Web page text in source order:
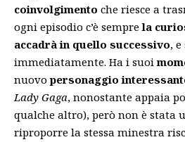
coinvolgimento che riesce a
ogni episodio c’è semprela
accadrà in quello successivo,
immediatamente. Ha i suoi
nuovopersonaggio
Lady Gaga, nonostante appaia
qualche altro), però non è stata
riproporre la stessa minestra